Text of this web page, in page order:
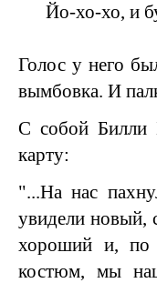
Йо-хо-хо, и
Голос у него
вымбовка. И
С собой Билли
карту:
"...На нас
увидели новый,
хороший и, по
костюм, мы